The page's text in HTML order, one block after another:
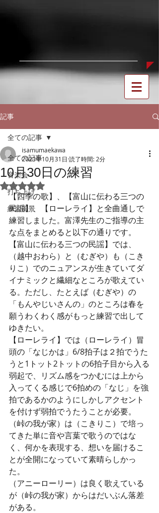
記事
全ての記事
音楽会
打ち上げ
練習風景
全ての記事
10月30日の練習
isamumaekawa
2023年10月31日 読了時間: 2分
5つ星のうちNaNと評価されています。
【四季の歌】、【富山に伝わる三つの
民謡】、【ローレライ】と全曲通しで
練習しました。富澤先生のご指導の主
な点をまとめると以下の通りです。
【富山に伝わる三つの民謡】では、
（越中おわら）と（むぎや）も（こき
りこ）でのニュアンスが生きていてダ
イナミックと繊細なところが歌えてい
る。ただし、たとえば（むぎや）の
「もんやじいさんの」のところは春を
願うわくわく感がもっと練習で出して
ゆきたい。
【ローレライ】では（ローレライ）冒
頭の「なじかは」6/8拍子は２拍でうた
うと1トット2トットの6拍子目から入る
弱起で、リズム感をつかむには上から
入ってくる感じで6拍めの「なじ」を強
拍であるかのようにしかしアクセント
を付けず弱拍でうたうことが必要。
（峠の我が家）は（こきりこ）で培っ
てきた単に音や言葉で歌うのではな
く、何かを表現する、想いを届けるこ
とが全開になっていて素晴らしかっ
た。
（アニーローリー）は良く歌えている
が（峠の我が家）からはだいぶん落差
がある。